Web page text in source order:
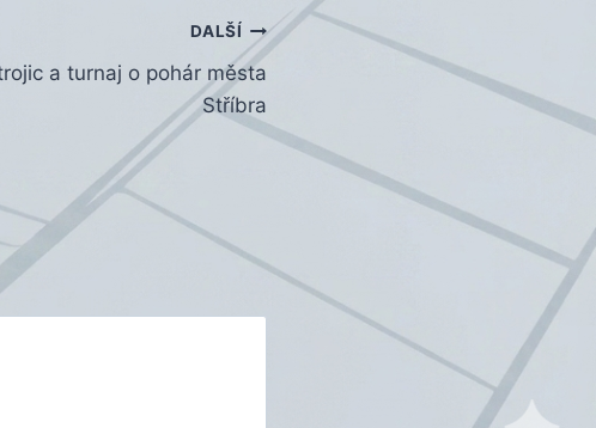
DALŠÍ
a turnaj o pohár města
Stříbra